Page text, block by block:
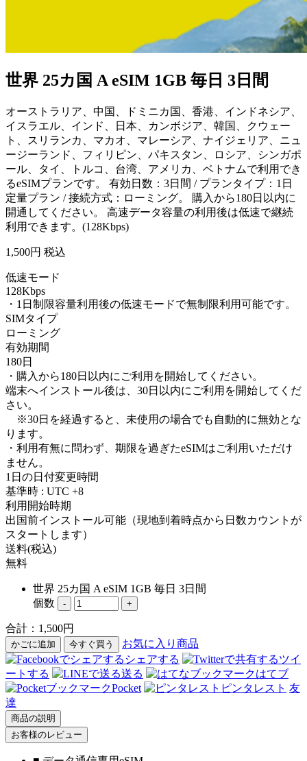
世界 25カ国 A eSIM 1GB 毎日 3日間
オーストラリア、中国、ドミニカ国、香港、インドネシア、
イスラエル、インド、日本、カンボジア、韓国、クウェー
ト、スリランカ、マカオ、マレーシア、ナイジェリア、ニュ
ージーランド、フィリピン、パキスタン、ロシア、シンガポ
ール、タイ、トルコ、台湾、アメリカ、ベトナムで利用でき
るeSIMプランです。 有効日数：3日間 / プランタイプ：1日
定量プラン / 接続方式：ローミング。 購入から180日以内に
開通してください。 高速データ容量の利用後は低速で継続
利用できます。(128Kbps)
1,500円 税込
低速モード
128Kbps
・1日制限容量利用後の低速モードで無制限利用可能です。
SIMタイプ
ローミング
有効期間
180日
・購入から180日以内にご利用を開始してください。
端末へインストール後は、30日以内にご利用を開始してくだ
さい。
※30日を経過すると、未使用の場合でも自動的に無効とな
ります。
・利用有無に問わず、期限を過ぎたeSIMはご利用いただけ
ません。
1日の日付変更時間
基準時 : UTC +8
利用開始時期
出国前インストール可能（現地到着時点から日数カウントが
スタートします）
送料(税込)
無料
世界 25カ国 A eSIM 1GB 毎日 3日間
個数
- +
合計： 1,500円
かごに追加 今すぐ買う
お気に入り商品
シェアする
ツイ
ートする
送る
はてブ
Pocket
ピンタレスト 友
達
商品の説明
お客様のレビュー